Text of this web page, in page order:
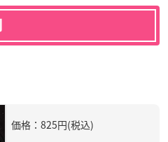
価格：825円(税込)